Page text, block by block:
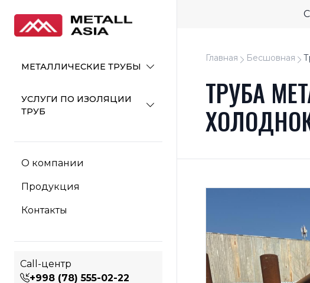
МЕТАЛЛИЧЕСКИЕ ТРУБЫ
УСЛУГИ ПО ИЗОЛЯЦИИ
ТРУБ
О компании
Продукция
Контакты
Call-центр
+998 (78) 555-02-22
Главная Бесшовная
ТРУБА